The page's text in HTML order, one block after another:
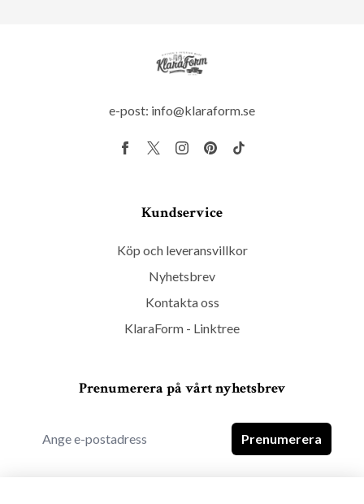
e-post: info@klaraform.se
Kundservice
Köp och leveransvillkor
Nyhetsbrev
Kontakta oss
KlaraForm - Linktree
Prenumerera på vårt nyhetsbrev
Prenumerera